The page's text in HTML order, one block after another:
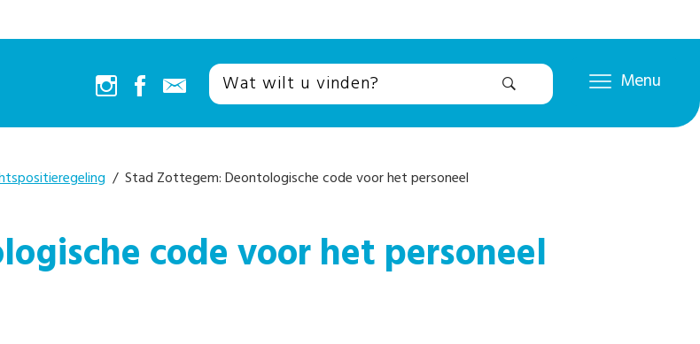
Menu
/ Stad Zottegem: Deontologische code voor het personeel
code voor het personeel